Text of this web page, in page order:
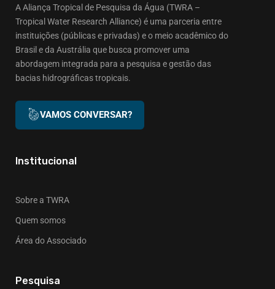
A Aliança Tropical de Pesquisa da Água (TWRA –
Tropical Water Research Alliance) é uma parceria entre
instituições (públicas e privadas) e o meio acadêmico do
Brasil e da Austrália que busca promover uma
abordagem integrada para a pesquisa e gestão das
bacias hidrográficas tropicais.
VAMOS CONVERSAR?
Institucional
Sobre a TWRA
Quem somos
Área do Associado
Pesquisa